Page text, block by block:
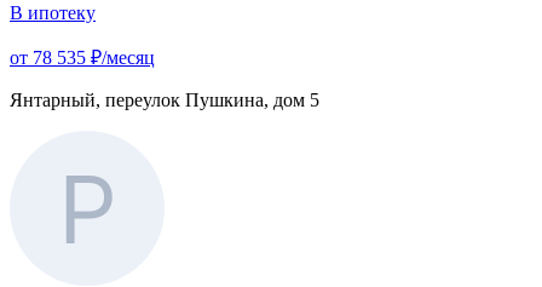
В ипотеку
от 78 535 ₽/месяц
Янтарный, переулок Пушкина, дом 5